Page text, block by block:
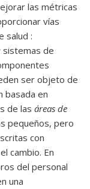
las métricas
vías
salud :
sistemas de
ser objeto de
basada en
de las áreas de
pequeños, pero
con
cambio. En
del personal
una